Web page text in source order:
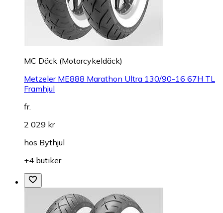
MC Däck (Motorcykeldäck)
Metzeler ME888 Marathon Ultra 130/90-16 67H TL
Framhjul
fr.
2 029 kr
hos Bythjul
+4 butiker